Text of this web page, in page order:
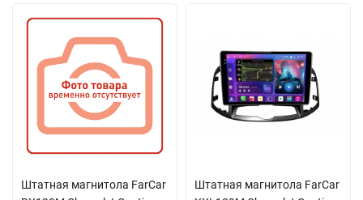
Штатная магнитола FarCar
Штатная магнитола FarCar